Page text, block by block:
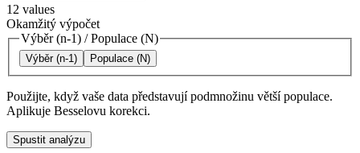
12 values
Okamžitý výpočet
Výběr (n-1) /Populace (N)
Výběr (n-1) Populace (N)
Použijte, když vaše data představují podmnožinu větší populace.
Aplikuje Besselovu korekci.
Spustit analýzu